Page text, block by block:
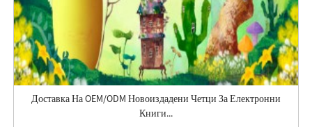
Доставка На OEM/ODM Новоиздадени Четци За Електронни
Книги...